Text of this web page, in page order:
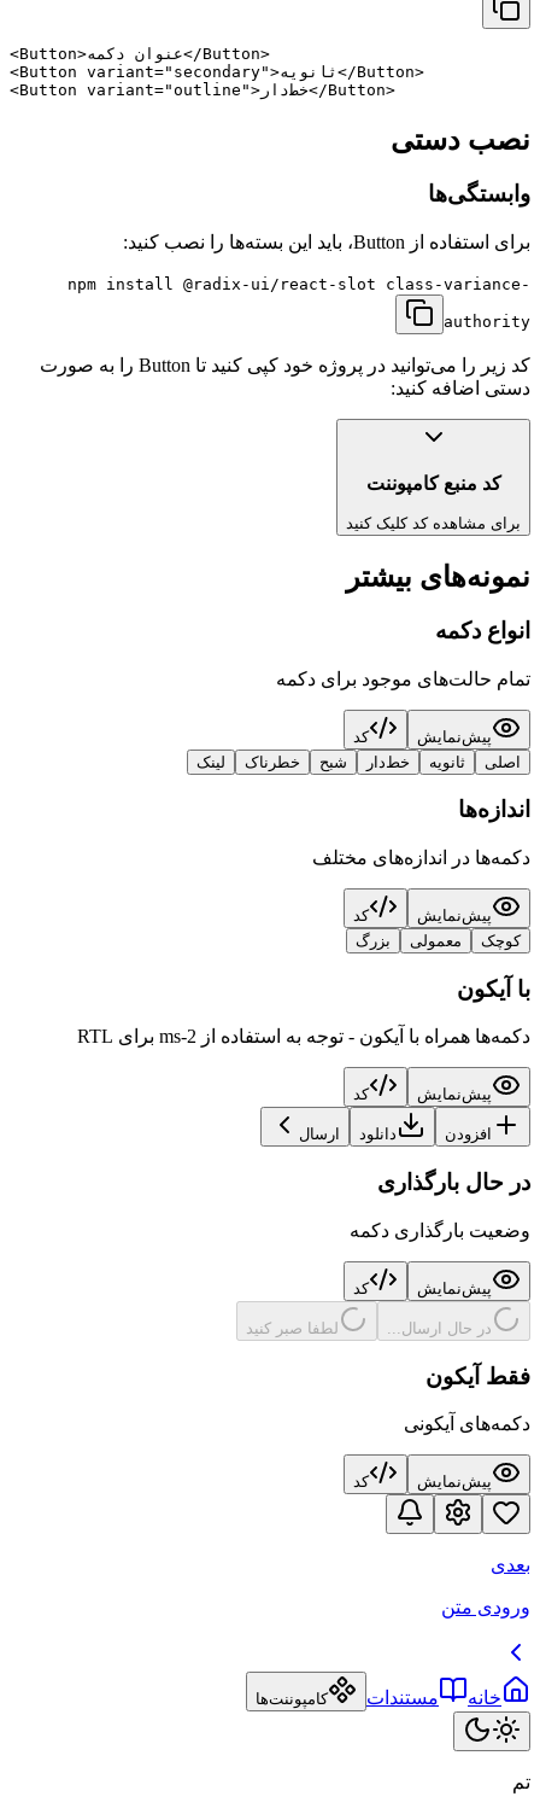
<Button>عنوان دکمه</Button>
<Button variant="secondary">ثانویه</Button>
<Button variant="outline">خط‌دار</Button>
نصب دستی
وابستگی‌ها
برای استفاده از Button، باید این بسته‌ها را نصب کنید:
npm install @radix-ui/react-slot class-variance-
authority
کد زیر را می‌توانید در پروژه خود کپی کنید تا Button را به صورت
دستی اضافه کنید:
کد منبع کامپوننت
برای مشاهده کد کلیک کنید
نمونه‌های بیشتر
انواع دکمه
تمام حالت‌های موجود برای دکمه
پیش‌نمایش
کد
اصلی
ثانویه خط‌دار شبح خطرناک لینک
اندازه‌ها
دکمه‌ها در اندازه‌های مختلف
پیش‌نمایش
کد
کوچک
معمولی بزرگ
با آیکون
دکمه‌ها همراه با آیکون - توجه به استفاده از ms-2 برای RTL
پیش‌نمایش کد
افزودن دانلود ارسال
در حال بارگذاری
وضعیت بارگذاری دکمه
پیش‌نمایش کد
در حال ارسال... لطفا صبر کنید
فقط آیکون
دکمه‌های آیکونی
پیش‌نمایش کد
بعدی
ورودی متن
خانه مستندات کامپوننت‌ها
تم